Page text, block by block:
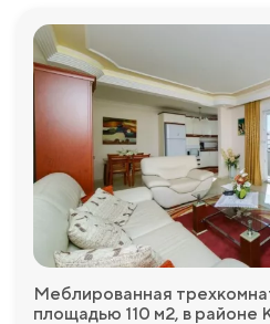
Меблированная
площадью 110 м2, в районе